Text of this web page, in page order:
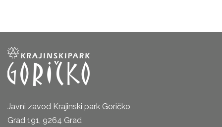
Javni zavod Krajinski park Goričko
Grad 191, 9264 Grad